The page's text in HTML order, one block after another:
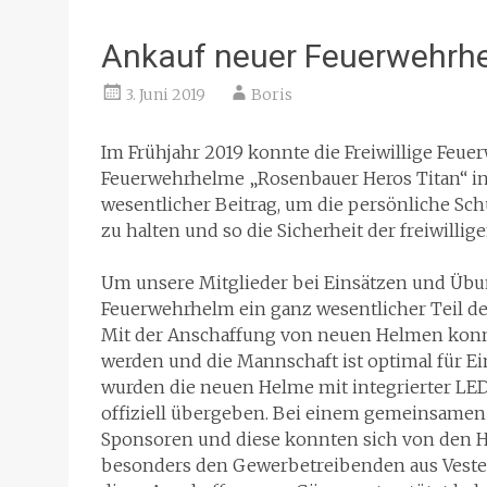
Ankauf neuer
3. Juni 2019 Boris
Im Frühjahr 2019 konnte die Freiwillige
Feuerwehrhelme „Rosenbauer Heros Titan“
wesentlicher Beitrag, um die persönliche
zu halten und so die Sicherheit der
Um unsere Mitglieder bei Einsätzen und
Feuerwehrhelm ein ganz wesentlicher Teil
Mit der Anschaffung von neuen Helmen
werden und die Mannschaft ist optimal für
wurden die neuen Helme mit integrierter
offiziell übergeben. Bei einem
Sponsoren und diese konnten sich von den
besonders den Gewerbetreibenden aus